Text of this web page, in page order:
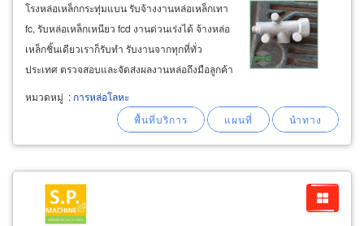
โรงหล่อเหล็กกระทุ่มแบน รับจ้างงานหล่อเหล็กเทา
fc, รับหล่อเหล็กเหนียว fcd งานด่วนเร่งได้ จ้างหล่อ
เหล็กชิ้นเดียวเราก็รับทำ รับงานจากทุกที่ทั่ว
ประเทศ ตรวจสอบและจัดส่งผลงานหล่อถึงมือลูกค้า
ตามเวลานัด ทันใช้งาน ประกับเตา เหล็กหล่อเทา
เกรด fc15, fc20, fc25, fc30, fc200, fc250, fc300,
fc350 หล่อเหล็กอะไหล่
หมวดหมู่ : การหล่อโลหะ